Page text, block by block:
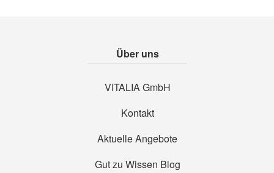
Über uns
VITALIA GmbH
Kontakt
Aktuelle Angebote
Gut zu Wissen Blog